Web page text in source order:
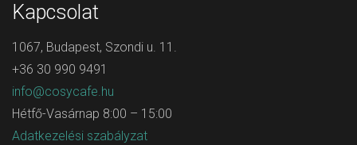
Kapcsolat
1067, Budapest, Szondi u. 11.
+36 30 990 9491
info@cosycafe.hu
Hétfő-Vasárnap 8:00 – 15:00
Adatkezelési szabályzat